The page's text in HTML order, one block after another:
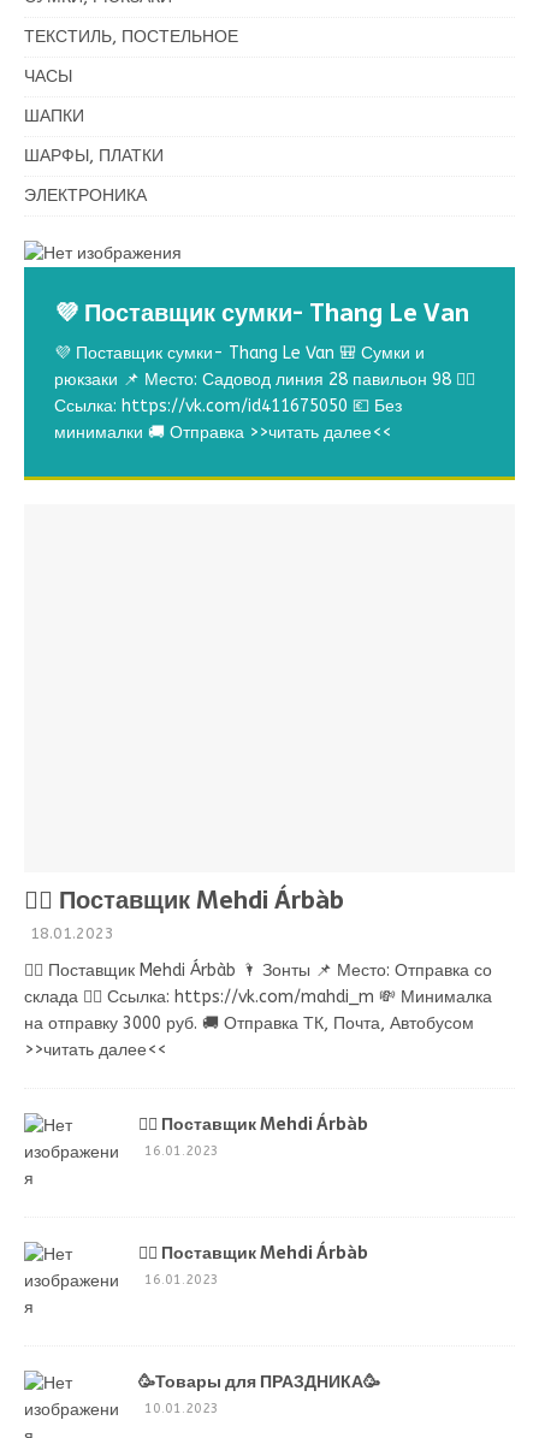
ТЕКСТИЛЬ, ПОСТЕЛЬНОЕ
ЧАСЫ
ШАПКИ
ШАРФЫ, ПЛАТКИ
ЭЛЕКТРОНИКА
💜 Поставщик сумки- Thang Le Van
💜 Поставщик сумки- Thang Le Van 🎒 Сумки и
рюкзаки 📌 Место: Садовод линия 28 павильон 98 👉🏻
Ссылка: https://vk.com/id411675050 💶 Без
минималки 🚚 Отправка >>читать далее<<
💁‍♂ Поставщик Mehdi Árbàb
18.01.2023
💁‍♂ Поставщик Mehdi Árbàb 🌂 Зонты 📌 Место: Отправка со
склада 👉🏻 Ссылка: https://vk.com/mahdi_m 💸 Минималка
на отправку 3000 руб. 🚚 Отправка ТК, Почта, Автобусом
>>читать далее<<
💁‍♂ Поставщик Mehdi Árbàb
16.01.2023
💁‍♂ Поставщик Mehdi Árbàb
16.01.2023
🥳Товары для ПРАЗДНИКА🥳
10.01.2023